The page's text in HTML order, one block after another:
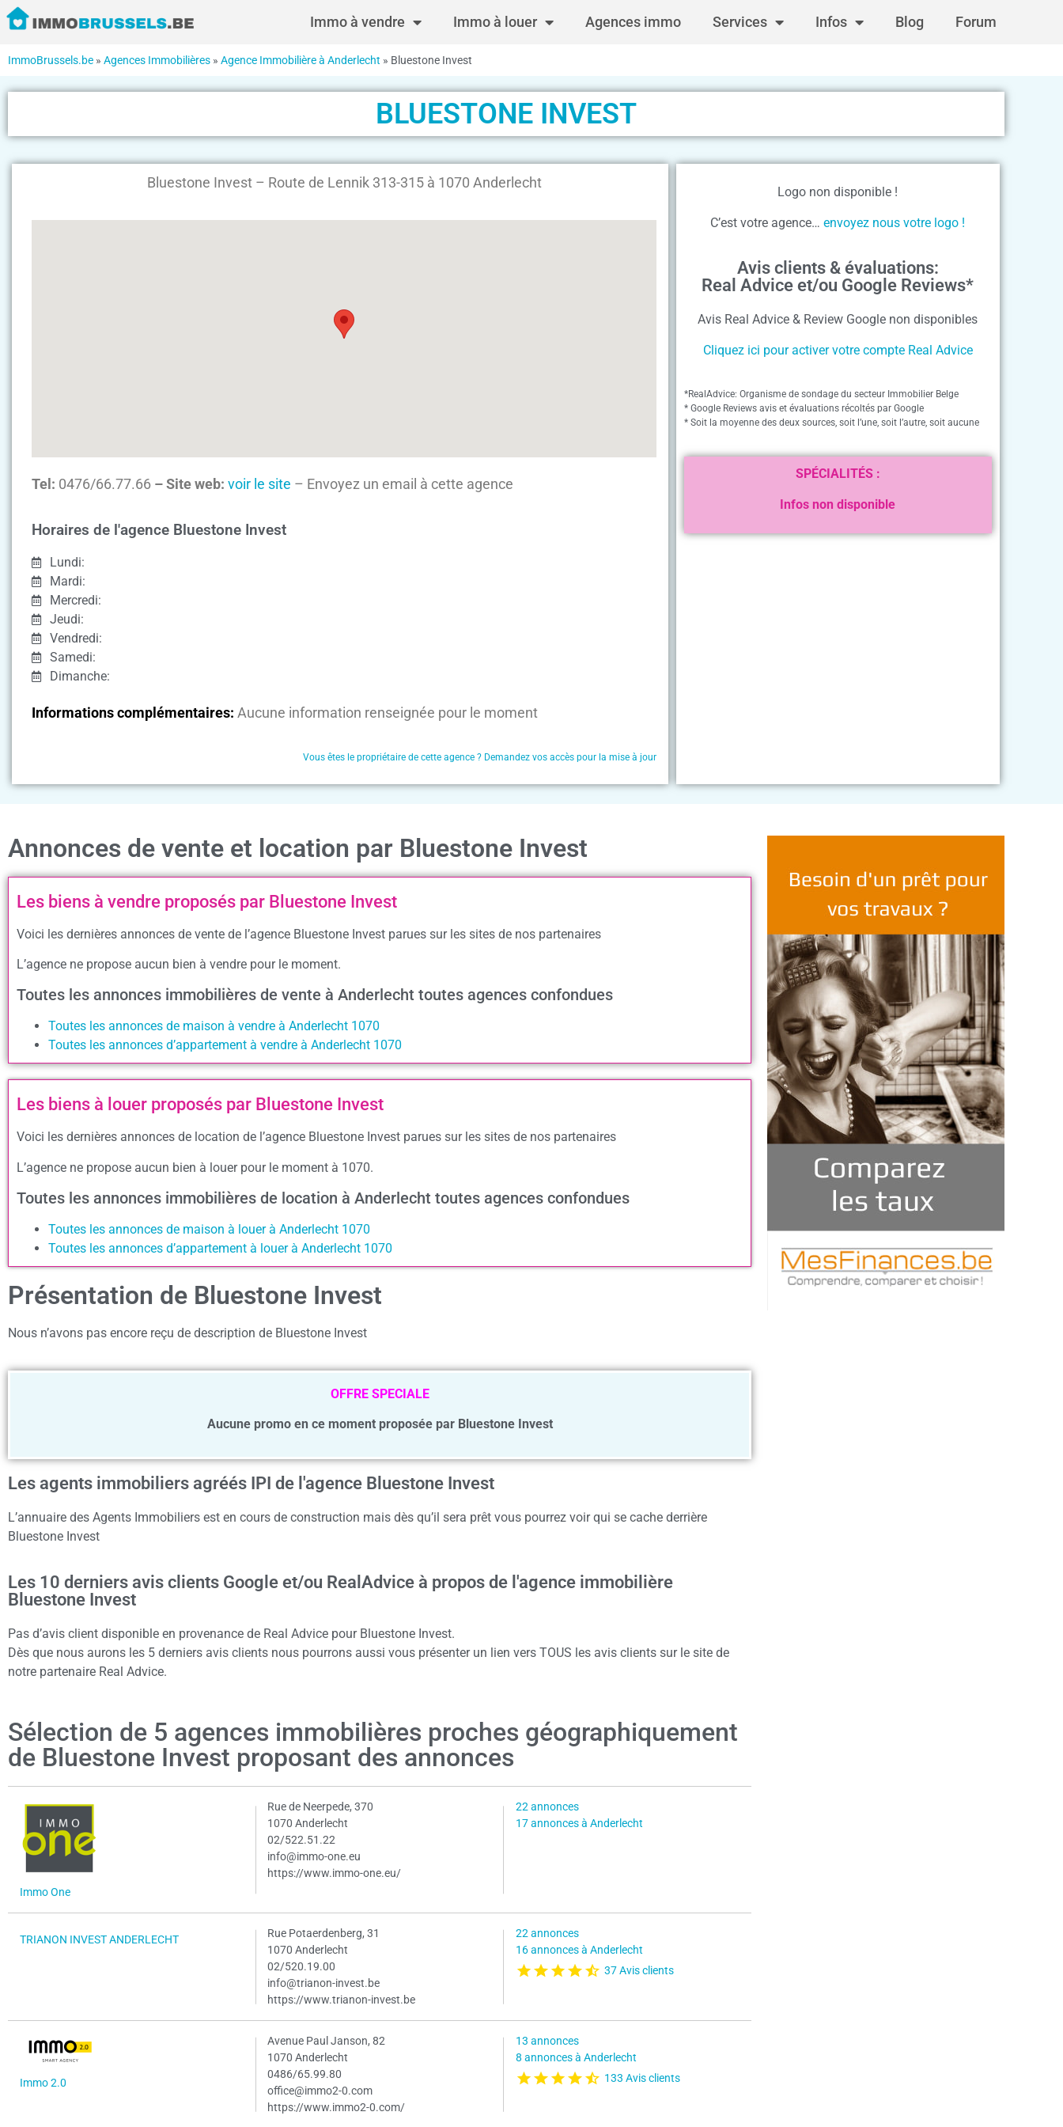
Immo à vendre Immo à louer Agences immo Services Infos Blog Forum
ImmoBrussels.be » Agences Immobilières » Agence Immobilière à Anderlecht » Bluestone Invest
BLUESTONE INVEST
Bluestone Invest – Route de Lennik 313-315 à 1070 Anderlecht
Tel: 0476/66.77.66 – Site web: voir le site – Envoyez un email à cette agence
Horaires de l'agence Bluestone Invest
Lundi:
Mardi:
Mercredi:
Jeudi:
Vendredi:
Samedi:
Dimanche:
Informations complémentaires: Aucune information renseignée pour le moment
Vous êtes le propriétaire de cette agence ? Demandez vos accès pour la mise à jour
Logo non disponible !
C’est votre agence…envoyez nous votre logo !
Avis clients & évaluations:
Real Advice et/ou Google Reviews*
Avis Real Advice & Review Google non disponibles
Cliquez ici pour activer votre compte Real Advice
*RealAdvice: Organisme de sondage du secteur Immobilier Belge
* Google Reviews avis et évaluations récoltés par Google
* Soit la moyenne des deux sources, soit l’une, soit l’autre, soit aucune
SPÉCIALITÉS :
Infos non disponible
Annonces de vente et location par Bluestone Invest
Les biens à vendre proposés par Bluestone Invest
Voici les dernières annonces de vente de l’agence Bluestone Invest parues sur les sites de nos partenaires
L’agence ne propose aucun bien à vendre pour le moment.
Toutes les annonces immobilières de vente à Anderlecht toutes agences confondues
Toutes les annonces de maison à vendre à Anderlecht 1070
Toutes les annonces d’appartement à vendre à Anderlecht 1070
Les biens à louer proposés par Bluestone Invest
Voici les dernières annonces de location de l’agence Bluestone Invest parues sur les sites de nos partenaires
L’agence ne propose aucun bien à louer pour le moment à 1070.
Toutes les annonces immobilières de location à Anderlecht toutes agences confondues
Toutes les annonces de maison à louer à Anderlecht 1070
Toutes les annonces d’appartement à louer à Anderlecht 1070
Présentation de Bluestone Invest
Nous n’avons pas encore reçu de description de Bluestone Invest
OFFRE SPECIALE
Aucune promo en ce moment proposée par Bluestone Invest
Les agents immobiliers agréés IPI de l'agence Bluestone Invest
L’annuaire des Agents Immobiliers est en cours de construction mais dès qu’il sera prêt vous pourrez voir qui se cache derrière
Bluestone Invest
Les 10 derniers avis clients Google et/ou RealAdvice à propos de l'agence immobilière
Bluestone Invest
Pas d’avis client disponible en provenance de Real Advice pour Bluestone Invest.
Dès que nous aurons les 5 derniers avis clients nous pourrons aussi vous présenter un lien vers TOUS les avis clients sur le site de
notre partenaire Real Advice.
Sélection de 5 agences immobilières proches géographiquement
de Bluestone Invest proposant des annonces
Immo One
Rue de Neerpede, 370
1070 Anderlecht
02/522.51.22
info@immo-one.eu
https://www.immo-one.eu/
22 annonces
17 annonces à Anderlecht
TRIANON INVEST ANDERLECHT
Rue Potaerdenberg, 31
1070 Anderlecht
02/520.19.00
info@trianon-invest.be
https://www.trianon-invest.be
22 annonces
16 annonces à Anderlecht
37 Avis clients
Immo 2.0
Avenue Paul Janson, 82
1070 Anderlecht
0486/65.99.80
office@immo2-0.com
https://www.immo2-0.com/
13 annonces
8 annonces à Anderlecht
133 Avis clients